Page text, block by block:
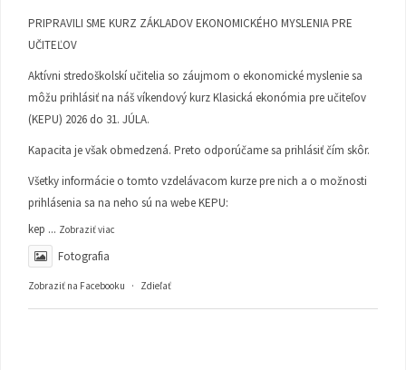
PRIPRAVILI SME KURZ ZÁKLADOV EKONOMICKÉHO MYSLENIA PRE
UČITEĽOV
Aktívni stredoškolskí učitelia so záujmom o ekonomické myslenie sa
môžu prihlásiť na náš víkendový kurz Klasická ekonómia pre učiteľov
(KEPU) 2026 do 31. JÚLA.
Kapacita je však obmedzená. Preto odporúčame sa prihlásiť čím skôr.
Všetky informácie o tomto vzdelávacom kurze pre nich a o možnosti
prihlásenia sa na neho sú na webe KEPU:
kep ... Zobraziť viac
Fotografia
Zobraziť na Facebooku · Zdieľať